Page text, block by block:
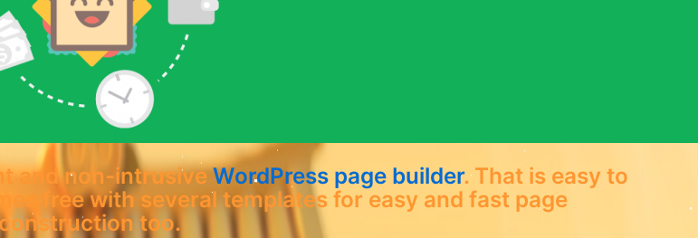
and non-intrusiveWordPress page builder. That is easy to
free with several templates for easy and fast page
too.